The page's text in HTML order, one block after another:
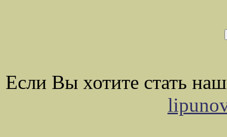
Если Вы хотите стать